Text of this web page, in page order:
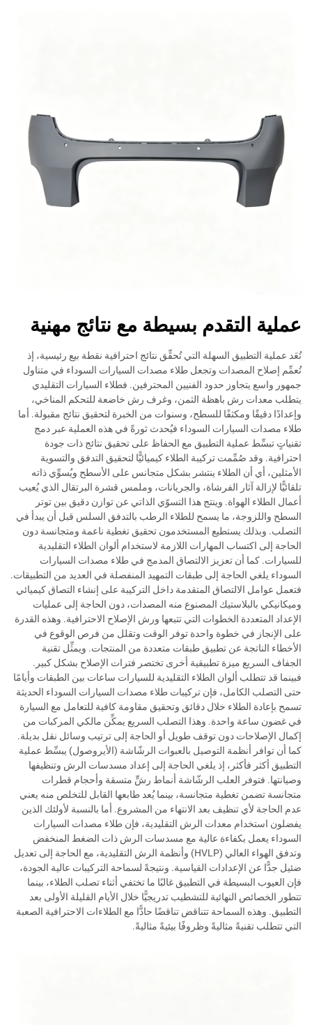
عملية التقدم بسيطة مع نتائج مهنية
تُعَد عملية التطبيق السهلة التي تُحقِّق نتائج احترافية نقطة بيع رئيسية، إذ
تُعمِّم إصلاح المصدات وتجعل طلاء مصدات السيارات السوداء في متناول
جمهور واسع يتجاوز حدود الفنيين المحترفين. فطلاء السيارات التقليدي
يتطلب معدات رش باهظة الثمن، وغرف رش خاضعة للتحكم المناخي،
وإعدادًا دقيقًا ومكثفًا للسطح، وسنوات من الخبرة لتحقيق نتائج مقبولة. أما
طلاء مصدات السيارات السوداء فيُحدث ثورةً في هذه العملية عبر دمج
تقنياتٍ تبسِّط عملية التطبيق مع الحفاظ على تحقيق نتائج ذات جودة
احترافية. وقد صُمِّمت تركيبة الطلاء كيميائيًّا لتحقيق التدفق والتسوية
الأمثلين، أي أن الطلاء ينتشر بشكل متجانس على الأسطح ويُسوِّي ذاته
تلقائيًّا لإزالة آثار الفرشاة، والجريانات، وملمس قشرة البرتقال الذي يُعيب
أعمال الطلاء الهواة. وينتج هذا التسوّي الذاتي عن توازن دقيق بين توتر
السطح واللزوجة، ما يسمح للطلاء الرطب بالتدفق السلس قبل أن يبدأ في
التصلب. وبذلك يستطيع المستخدمون تحقيق تغطية ناعمة ومتجانسة دون
الحاجة إلى اكتساب المهارات اللازمة لاستخدام ألوان الطلاء التقليدية
للسيارات. كما أن تعزيز الالتصاق المدمج في طلاء مصدات السيارات
السوداء يلغي الحاجة إلى طبقات التمهيد المنفصلة في العديد من التطبيقات.
فتعمل عوامل الالتصاق المتقدمة داخل التركيبة على إنشاء التصاق كيميائي
وميكانيكي بالبلاستيك المصنوع منه المصدات، دون الحاجة إلى عمليات
الإعداد المتعددة الخطوات التي تتبعها ورش الإصلاح الاحترافية. وهذه القدرة
على الإنجاز في خطوة واحدة توفر الوقت وتقلل من فرص الوقوع في
الأخطاء الناتجة عن تطبيق طبقات متعددة من المنتجات. ويمثِّل تقنية
الجفاف السريع ميزة تطبيقية أخرى تختصر فترات الإصلاح بشكل كبير.
فبينما قد تتطلب ألوان الطلاء التقليدية للسيارات ساعات بين الطبقات وأيامًا
حتى التصلب الكامل، فإن تركيبات طلاء مصدات السيارات السوداء الحديثة
تسمح بإعادة الطلاء خلال دقائق وتحقيق مقاومة كافية للتعامل مع السيارة
في غضون ساعة واحدة. وهذا التصلب السريع يمكِّن مالكي المركبات من
إكمال الإصلاحات دون توقف طويل أو الحاجة إلى ترتيب وسائل نقل بديلة.
كما أن توافر أنظمة التوصيل بالعبوات الرشّاشة (الأيروصول) يبسِّط عملية
التطبيق أكثر فأكثر، إذ يلغي الحاجة إلى إعداد مسدسات الرش وتنظيفها
وصيانتها. فتوفر العلب الرشّاشة أنماط رشٍّ متسقة وأحجام قطرات
متجانسة تضمن تغطية متجانسة، بينما يُعد طابعها القابل للتخلص منه يعني
عدم الحاجة لأي تنظيف بعد الانتهاء من المشروع. أما بالنسبة لأولئك الذين
يفضلون استخدام معدات الرش التقليدية، فإن طلاء مصدات السيارات
السوداء يعمل بكفاءة عالية مع مسدسات الرش ذات الضغط المنخفض
وتدفق الهواء العالي (HVLP) وأنظمة الرش التقليدية، مع الحاجة إلى تعديل
ضئيل جدًّا عن الإعدادات القياسية. ونتيجةً لسماحة التركيبات عالية الجودة،
فإن العيوب البسيطة في التطبيق غالبًا ما تختفي أثناء تصلب الطلاء، بينما
تتطور الخصائص النهائية للتشطيب تدريجيًّا خلال الأيام القليلة الأولى بعد
التطبيق. وهذه السماحة تتناقض تناقضًا حادًّا مع الطلاءات الاحترافية الصعبة
التي تتطلب تقنيةً مثاليةً وظروفًا بيئيةً مثاليةً.